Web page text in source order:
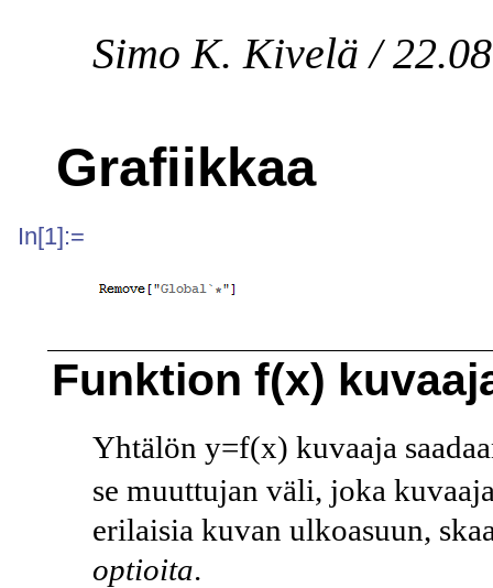
Simo K. Kivelä /
Grafiikkaa
In[1]:=
Funktion f(x)
Yhtälön y=f(x) kuvaaja
se muuttujan väli, joka
erilaisia kuvan ulkoasuun,
optioita.